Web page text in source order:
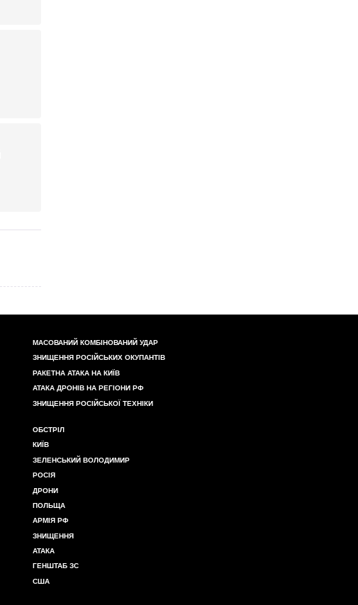
МАСОВАНИЙ КОМБІНОВАНИЙ УДАР
ЗНИЩЕННЯ РОСІЙСЬКИХ ОКУПАНТІВ
РАКЕТНА АТАКА НА КИЇВ
АТАКА ДРОНІВ НА РЕГІОНИ РФ
ЗНИЩЕННЯ РОСІЙСЬКОЇ ТЕХНІКИ
ОБСТРІЛ
КИЇВ
ЗЕЛЕНСЬКИЙ ВОЛОДИМИР
РОСІЯ
ДРОНИ
ПОЛЬЩА
АРМІЯ РФ
ЗНИЩЕННЯ
АТАКА
ГЕНШТАБ ЗС
США